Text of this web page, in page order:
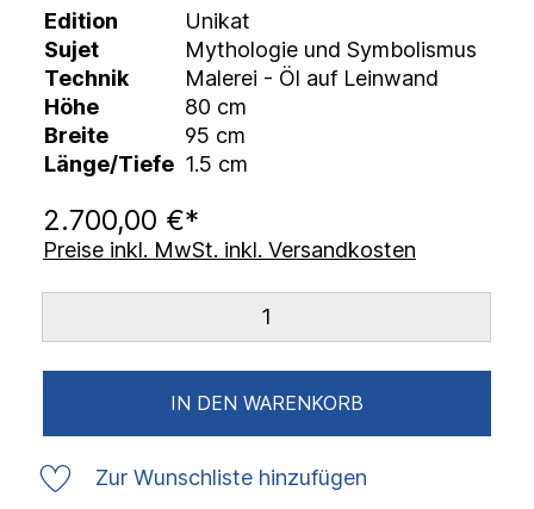
Edition
Unikat
Sujet
Mythologie und Symbolismus
Technik
Malerei - Öl auf Leinwand
Höhe
80 cm
Breite
95 cm
Länge/Tiefe 1.5 cm
2.700,00 €*
Preise inkl. MwSt. inkl. Versandkosten
IN DEN WARENKORB
Zur Wunschliste hinzufügen